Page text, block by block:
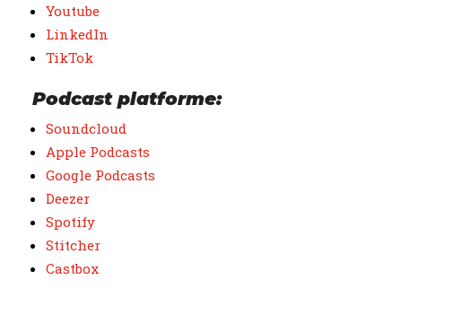
Youtube
LinkedIn
TikTok
Podcast platforme:
Soundcloud
Apple Podcasts
Google Podcasts
Deezer
Spotify
Stitcher
Castbox